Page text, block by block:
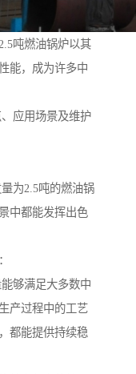
吨燃油锅炉以其
能，成为许多中
应用场景及维护
为2.5吨的燃油锅
中都能发挥出色
够满足大多数中
产过程中的工艺
都能提供持续稳